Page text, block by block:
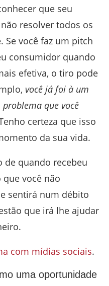
que seu
resolver todos os
Se você faz um pitch
consumidor quando
efetiva, o tiro pode
você já foi à um
que você
certeza que isso
da sua vida.
de quando recebeu
você não
sentirá num débito
que irá lhe ajudar
com mídias sociais.
uma oportunidade